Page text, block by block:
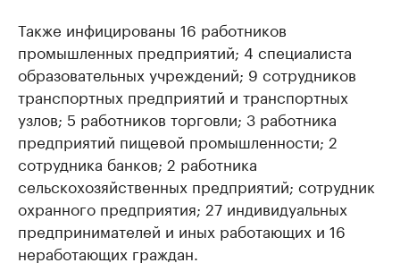
Также инфицированы 16 работников
промышленных предприятий; 4 специалиста
образовательных учреждений; 9 сотрудников
транспортных предприятий и транспортных
узлов; 5 работников торговли; 3 работника
предприятий пищевой промышленности; 2
сотрудника банков; 2 работника
сельскохозяйственных предприятий; сотрудник
охранного предприятия; 27 индивидуальных
предпринимателей и иных работающих и 16
неработающих граждан.